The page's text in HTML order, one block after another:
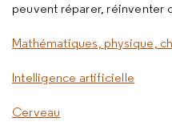
peuvent réparer, réinventer
Mathématiques, physique,
Intelligence artificielle
Cerveau